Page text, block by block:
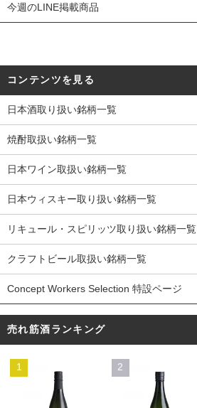
今週のLINE掲載商品
コンテンツを見る
日本酒取り扱い銘柄一覧
焼酎取扱い銘柄一覧
日本ワイン取扱い銘柄一覧
日本ウィスキー取り扱い銘柄一覧
リキュール・スピリッツ取り扱い銘柄一覧
クラフトビール取扱い銘柄一覧
Concept Workers Selection 特設ページ
売れ筋酒ランキング
1 2